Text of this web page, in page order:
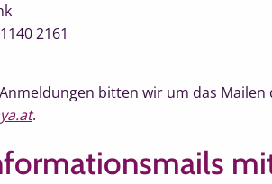
2161
bitten wir um das
.